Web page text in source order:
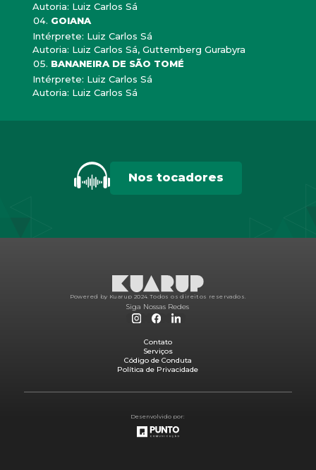
Autoria: Luiz Carlos Sá
GOIANA
Intérprete: Luiz Carlos Sá
Autoria: Luiz Carlos Sá, Guttemberg Gurabyra
BANANEIRA DE SÃO TOMÉ
Intérprete: Luiz Carlos Sá
Autoria: Luiz Carlos Sá
Nos tocadores
Powered by Kuarup 2024. Todos os direitos reservados.
Siga Nossas Redes
Contato
Serviços
Código de Conduta
Política de Privacidade
Desenvolvido por: